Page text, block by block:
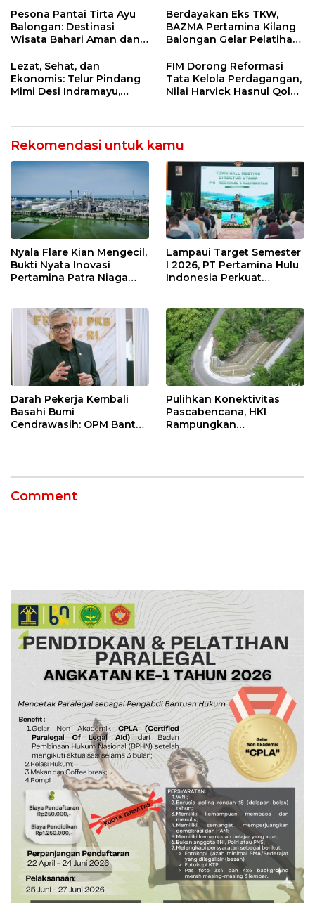
Strategis
Jetty Propylene
Pesona Pantai Tirta Ayu
Balongan: Destinasi
Wisata Bahari Aman dan
Berdayakan Eks TKW,
BAZMA Pertamina Kilang
Balongan Gelar Pelatihan
Ekonomi Desa
Rawadalem
Lezat, Sehat, dan
Ekonomis: Telur Pindang
Mimi Desi Indramayu,
Ketagihan!
FIM Dorong Reformasi
Tata Kelola Perdagangan,
Nilai Harvick Hasnul Qolbi
Rekomendasi untuk kamu
Nyala Flare Kian Mengecil,
Bukti Nyata Inovasi
Pertamina Patra Niaga
Lampaui Target Semester
I 2026, PT Pertamina Hulu
Indonesia Perkuat
Keselamatan Kerja
Darah Pekerja Kembali
Basahi Bumi
Cendrawasih: OPM Bantai
Pulihkan Konektivitas
Pascabencana, HKI
Rampungkan
Comment